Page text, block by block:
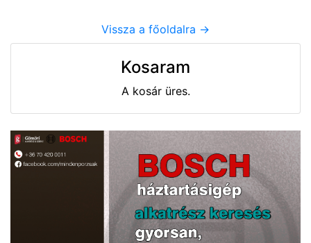
Vissza a főoldalra ->
Kosaram
A kosár üres.